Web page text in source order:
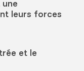
leurs forces
et le